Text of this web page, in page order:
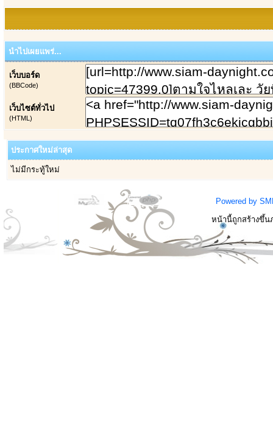
นำไปเผยแพร่...
เว็บบอร์ด
(BBCode)
เว็บไซต์ทั่วไป
(HTML)
ประกาศใหม่ล่าสุด
ไม่มีกระทู้ใหม่
Powered by
หน้านี้ถูกสร้างขึ้น